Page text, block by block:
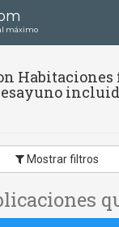
máximo
Mostrar filtros